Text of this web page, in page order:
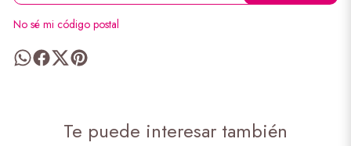
No sé mi código postal
Te puede interesar también